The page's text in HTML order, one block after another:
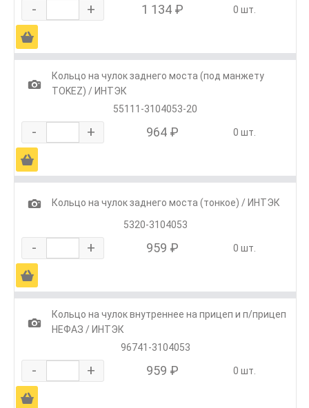
- + 1 134 ₽ 0 шт.
Ä
1
Кольцо на чулок заднего моста (под манжету
TOKEZ) / ИНТЭК
55111-3104053-20
- + 964 ₽ 0 шт.
Ä
1
Кольцо на чулок заднего моста (тонкое) / ИНТЭК
5320-3104053
- + 959 ₽ 0 шт.
Ä
1
Кольцо на чулок внутреннее на прицеп и п/прицеп
НЕФАЗ / ИНТЭК
96741-3104053
- + 959 ₽ 0 шт.
Ä